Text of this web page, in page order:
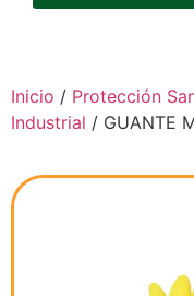
Inicio / Protección
Industrial / GUANTE